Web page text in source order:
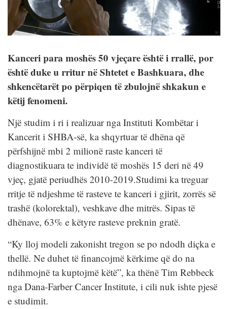
Kanceri para moshës 50 vjeçare është i rrallë, por
është duke u rritur në Shtetet e Bashkuara, dhe
shkencëtarët po përpiqen të zbulojnë shkakun e
këtij fenomeni.
Një studim i ri i realizuar nga Instituti Kombëtar i
Kancerit i SHBA-së, ka shqyrtuar të dhëna që
përfshijnë mbi 2 milionë raste kanceri të
diagnostikuara te individë të moshës 15 deri në 49
vjeç, gjatë periudhës 2010-2019.Studimi ka treguar
rritje të ndjeshme të rasteve te kanceri i gjirit, zorrës së
trashë (kolorektal), veshkave dhe mitrës. Sipas të
dhënave, 63% e këtyre rasteve preknin gratë.
“Ky lloj modeli zakonisht tregon se po ndodh diçka e
thellë. Ne duhet të financojmë kërkime që do na
ndihmojnë ta kuptojmë këtë”, ka thënë Tim Rebbeck
nga Dana-Farber Cancer Institute, i cili nuk ishte pjesë
e studimit.